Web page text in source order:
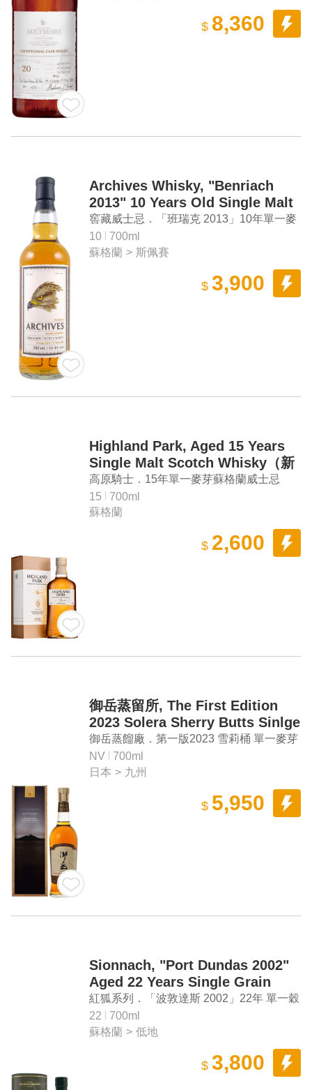
$ 8,360
Archives Whisky, "Benriach
2013" 10 Years Old Single Malt
Scotch Whisky
窖藏威士忌．「班瑞克 2013」10年單一麥
芽蘇格蘭威士忌
10
700ml
蘇格蘭 > 斯佩賽
$ 3,900
Highland Park, Aged 15 Years
Single Malt Scotch Whisky（新
版）
高原騎士．15年單一麥芽蘇格蘭威士忌
（新版）
15
700ml
蘇格蘭
$ 2,600
御岳蒸留所, The First Edition
2023 Solera Sherry Butts Sinlge
Malt Japanese Whisky
御岳蒸餾廠．第一版2023 雪莉桶 單一麥芽
日本威士忌
NV
700ml
日本 > 九州
$ 5,950
Sionnach, "Port Dundas 2002"
Aged 22 Years Single Grain
Scotch Whisky（蛇年紀念酒）
紅狐系列．「波敦達斯 2002」22年 單一穀
物蘇格蘭威士忌（蛇年紀念酒）
22
700ml
蘇格蘭 > 低地
$ 3,800